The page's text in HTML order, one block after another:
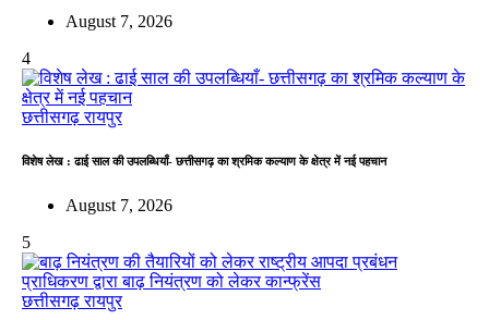
August 7, 2026
4
छत्तीसगढ़रायपुर
विशेष लेख : ढाई साल की उपलब्धियाँ- छत्तीसगढ़ का श्रमिक कल्याण के क्षेत्र में नई पहचान
August 7, 2026
5
छत्तीसगढ़रायपुर